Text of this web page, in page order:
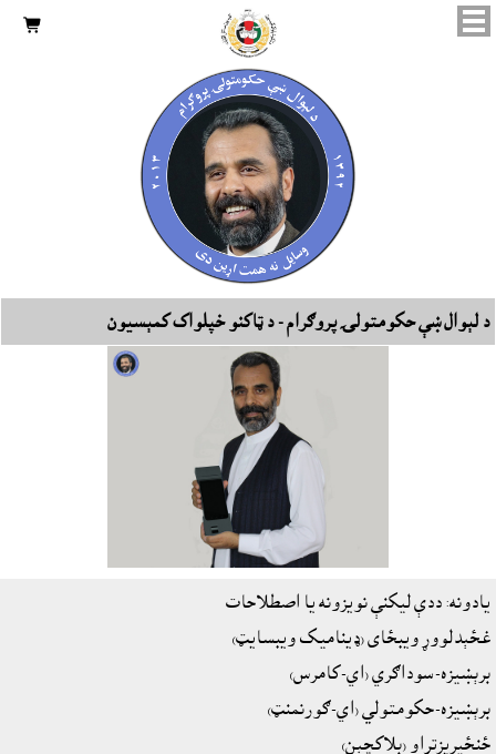

د لېوال ښې حکومتولۍ پروګرام - د ټاکنو خپلواک کمېسيون
يادونه: ددې ليکنې نويزونه يا اصطلاحات
غځېدلووړ ويبځاى (ډيناميک ويبسايټ)
برېښيزه-سوداګري (اي-کامرس)
برېښيزه-حکومتولي (اي-ګورنمنټ)
ځنځيريزتړاو (بلاکچېن)